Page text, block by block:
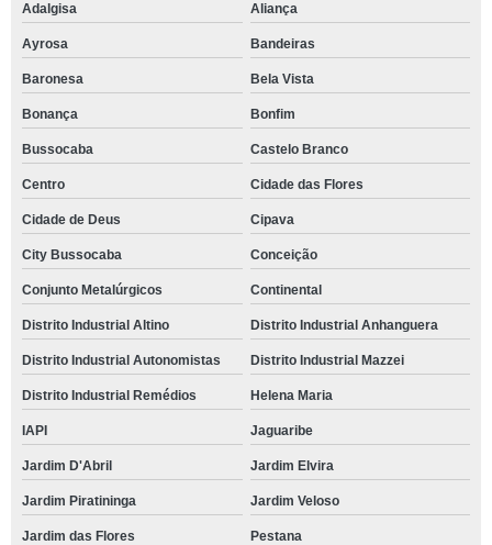
Adalgisa Aliança
Ayrosa Bandeiras
Baronesa Bela Vista
Bonança Bonfim
Bussocaba Castelo Branco
Centro Cidade das Flores
Cidade de Deus Cipava
City Bussocaba Conceição
Conjunto Metalúrgicos Continental
Distrito Industrial Altino Distrito Industrial Anhanguera
Distrito Industrial Autonomistas Distrito Industrial Mazzei
Distrito Industrial Remédios Helena Maria
IAPI Jaguaribe
Jardim D'Abril Jardim Elvira
Jardim Piratininga Jardim Veloso
Jardim das Flores Pestana